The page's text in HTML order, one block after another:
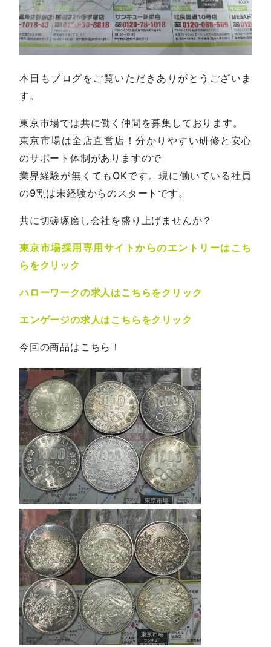
本日もブログをご覧いただきありがとうございま
す。
東京市場では共に働く仲間を募集しております。
東京市場は全店直営店！分かりやすい研修と安心
のサポート体制がありますので
業界経験が無くてもOKです。現に働いている社員
の9割は未経験からのスタートです。
共に切磋琢磨し会社を盛り上げませんか？
東京市場採用専用サイトからのエントリーはこち
らをクリック
ハローワークの求人はこちらをクリック
エンゲージの求人はこちらをクリック
今回の商品はこちら！